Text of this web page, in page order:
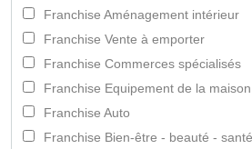
Franchise Aménagement intérieur
Franchise Vente à emporter
Franchise Commerces spécialisés
Franchise Equipement de la maison
Franchise Auto
Franchise Bien-être - beauté - santé